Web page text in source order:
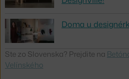
Doma u
Ste zo Slovenska? Prejdite na
Velínského